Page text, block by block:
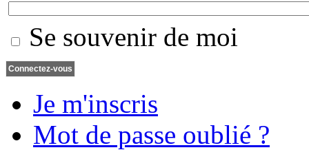
Se souvenir de moi
Je m'inscris
Mot de passe oublié ?